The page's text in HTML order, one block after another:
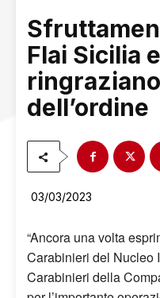
Flai Sicilia
dell’ordine
03/03/2023
“Ancora una volta
Carabinieri del Nucleo
Carabinieri della